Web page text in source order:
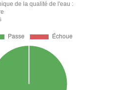
de la qualité de l'eau :